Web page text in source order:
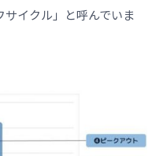
イクル」と呼んでいま